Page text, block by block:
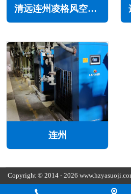
清远连州凌格风空压机维修保养售后服务电话
连州
Copyright © 2014 - 2026
胜智能装备（深圳）有限公司版权所有